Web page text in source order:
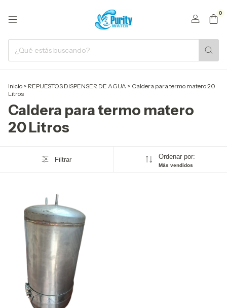
0
Inicio > REPUESTOS DISPENSER DE AGUA > Caldera para termo matero 20
Litros
Caldera para termo matero
20 Litros
Filtrar Ordenar por:
Más vendidos